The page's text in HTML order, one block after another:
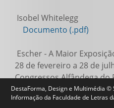
DestaForma, Design e Multimédia ©
Informação da Faculdade de Letras
Isobel Whitelegg
Documento (.pdf)
Escher - A Maior
28 de fevereiro a 28 de
Congressos Alfândega
Diana
Documento (.pdf)